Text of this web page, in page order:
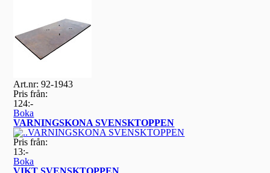
Art.nr: 92-1943
Pris från:
124:-
Boka
VARNINGSKONA SVENSKTOPPEN
Pris från:
13:-
Boka
VIKT SVENSKTOPPEN